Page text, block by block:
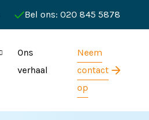
Bel ons: 020 845 5878
Ons
verhaal
Neem
contact
op